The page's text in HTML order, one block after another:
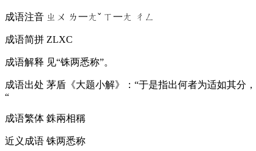
成语注音 ㄓㄨ ㄌ一ㄤˇ ㄒ一ㄤ ㄔㄥ
成语简拼 ZLXC
成语解释 见“铢两悉称”。
成语出处 茅盾《大题小解》：“于是指出何者为适如其分，
“
成语繁体 銖兩相稱
近义成语 铢两悉称